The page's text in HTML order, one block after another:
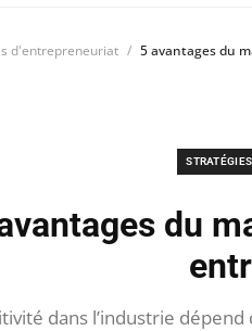
d'entrepreneuriat 5 avantages du
du
dans l’industrie